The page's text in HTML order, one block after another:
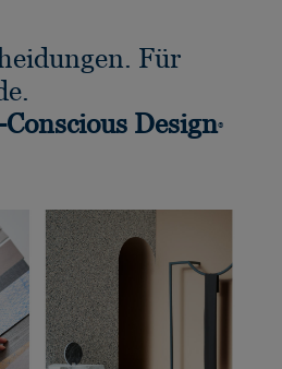
Für
Design®